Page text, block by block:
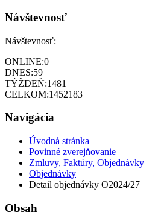
Návštevnosť
Návštevnosť:
ONLINE:0
DNES:59
TÝŽDEŇ:1481
CELKOM:1452183
Navigácia
Úvodná stránka
Povinné zverejňovanie
Zmluvy, Faktúry, Objednávky
Objednávky
Detail objednávky O2024/27
Obsah